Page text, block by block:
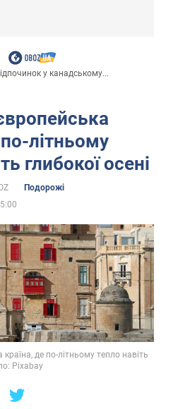
у канадському...
літньому
глибокої осені
Подорожі
де по-літньому тепло навіть
Pixabay